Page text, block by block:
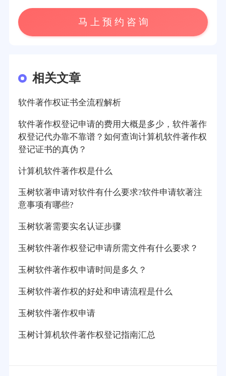
马 上 预 约 咨 询
相关文章
软件著作权证书全流程解析
软件著作权登记申请的费用大概是多少，软件著作
权登记代办靠不靠谱？如何查询计算机软件著作权
登记证书的真伪？
计算机软件著作权是什么
玉树软著申请对软件有什么要求?软件申请软著注
意事项有哪些?
玉树软著需要实名认证步骤
玉树软件著作权登记申请所需文件有什么要求？
玉树软件著作权申请时间是多久？
玉树软件著作权的好处和申请流程是什么
玉树软件著作权申请
玉树计算机软件著作权登记指南汇总